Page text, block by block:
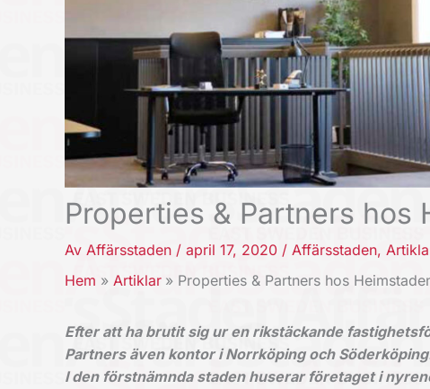
Properties & Partners hos
Av Affärsstaden / april 17, 2020 / Affärsstaden,
Hem
Artiklar Properties & Partners hos
Efter att ha brutit sig ur en rikstäckande
Partners även kontor i Norrköping och
I den förstnämnda staden huserar företaget i